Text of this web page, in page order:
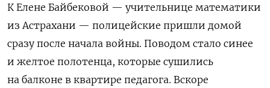
К Елене Байбековой — учительнице математики
из Астрахани — полицейские пришли домой
сразу после начала войны. Поводом стало синее
и желтое полотенца, которые сушились
на балконе в квартире педагога. Вскоре